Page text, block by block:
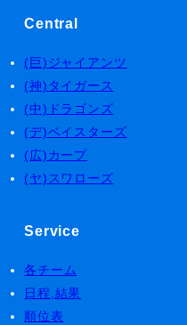
Central
(巨)ジャイアンツ
(神)タイガース
(中)ドラゴンズ
(デ)ベイスターズ
(広)カープ
(ヤ)スワローズ
Service
各チーム
日程,結果
順位表